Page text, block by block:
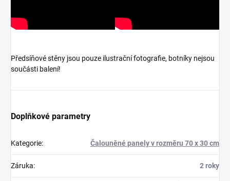
Předsíňové stěny jsou pouze ilustrační fotografie, botníky nejsou
součásti balení!
Doplňkové parametry
Kategorie: Čalouněné panely v rozměru 70 x 30 cm
Záruka: 2 roky